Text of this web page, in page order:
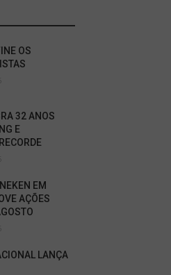
OS
32 ANOS
E
EM
AÇÕES
LANÇA